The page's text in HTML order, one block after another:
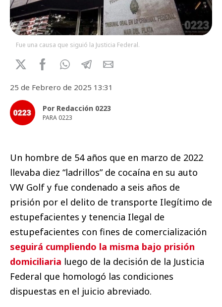
Fue una causa que siguió la Justicia Federal.
25 de Febrero de 2025 13:31
Por Redacción 0223
PARA 0223
Un hombre de 54 años que en marzo de 2022
llevaba diez “ladrillos” de cocaína en su auto
VW Golf y fue condenado a seis años de
prisión por el delito de transporte Ilegítimo de
estupefacientes y tenencia Ilegal de
estupefacientes con fines de comercialización
seguirá cumpliendo la misma bajo prisión
domiciliaria luego de la decisión de la Justicia
Federal que homologó las condiciones
dispuestas en el juicio abreviado.